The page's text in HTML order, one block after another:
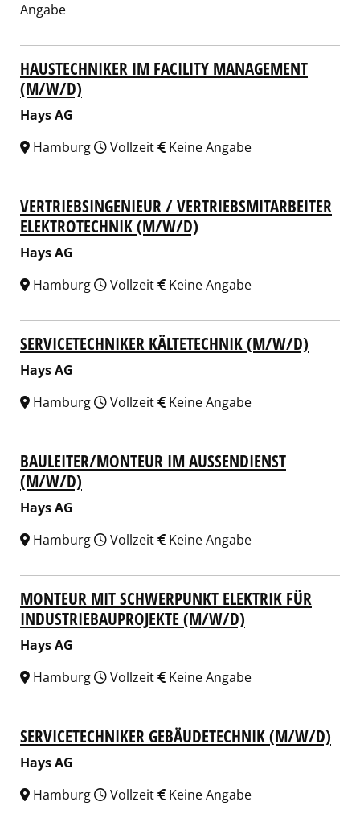
Angabe
HAUSTECHNIKER IM FACILITY MANAGEMENT
(M/W/D)
Hays AG
Hamburg
Vollzeit Keine Angabe
VERTRIEBSINGENIEUR / VERTRIEBSMITARBEITER
ELEKTROTECHNIK (M/W/D)
Hays AG
Hamburg
Vollzeit Keine Angabe
SERVICETECHNIKER KÄLTETECHNIK (M/W/D)
Hays AG
Hamburg
Vollzeit Keine Angabe
BAULEITER/MONTEUR IM AUSSENDIENST
(M/W/D)
Hays AG
Hamburg
Vollzeit Keine Angabe
MONTEUR MIT SCHWERPUNKT ELEKTRIK FÜR
INDUSTRIEBAUPROJEKTE (M/W/D)
Hays AG
Hamburg
Vollzeit Keine Angabe
SERVICETECHNIKER GEBÄUDETECHNIK (M/W/D)
Hays AG
Hamburg
Vollzeit Keine Angabe